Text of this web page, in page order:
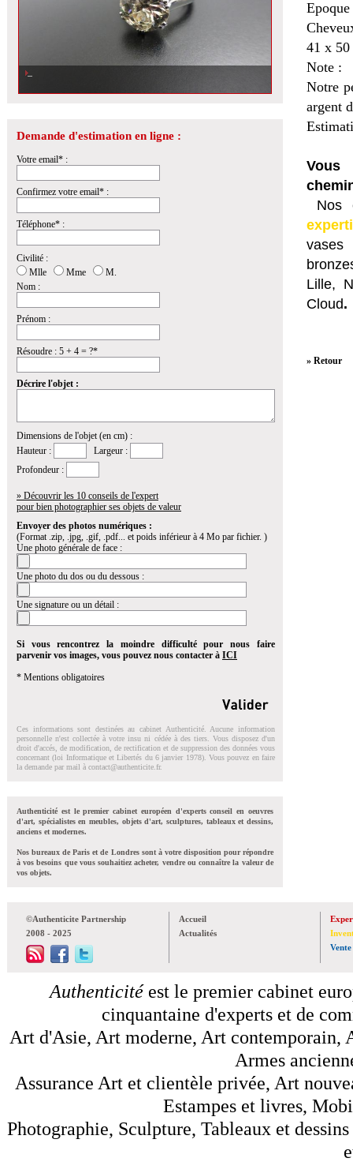
Demande d'estimation en ligne :
Votre email* :
Confirmez votre email* :
Téléphone* :
Civilité :
Mlle
Mme
M.
Nom :
Prénom :
Résoudre : 5 + 4 = ?*
Décrire l'objet :
Dimensions de l'objet (en cm) :
Hauteur :
Largeur :
Profondeur :
» Découvrir les 10 conseils de l'expert
pour bien photographier ses objets de valeur
Envoyer des photos numériques :
(Format .zip, .jpg, .gif, .pdf... et poids inférieur à 4 Mo par fichier. )
Une photo générale de face :
Une photo du dos ou du dessous :
Une signature ou un détail :
Si vous rencontrez la moindre difficulté pour nous faire
parvenir vos images, vous pouvez nous contacter à ICI
* Mentions obligatoires
Ces informations sont destinées au cabinet Authenticité. Aucune information
personnelle n'est collectée à votre insu ni cédée à des tiers. Vous disposez d'un
droit d'accés, de modification, de rectification et de suppression des données vous
concernant (loi Informatique et Libertés du 6 janvier 1978). Vous pouvez en faire
la demande par mail à contact@authenticite.fr.
Authenticité est le premier cabinet européen d'experts conseil en oeuvres
d'art, spécialistes en meubles, objets d'art, sculptures, tableaux et dessins,
anciens et modernes.
Nos bureaux de Paris et de Londres sont à votre disposition pour répondre
à vos besoins que vous souhaitiez acheter, vendre ou connaître la valeur de
vos objets.
41 x
Note :
Notre
argent
Vous
Nos
vases
Lille,
Cloud.
» Retour
©Authenticite Partnership
2008 - 2025
Accueil
Actualités
Vente
Authenticitéest le premier cabinet
cinquantaine d'experts et de
Art d'Asie, Art moderne, Art contemporain,
Armes
Assurance Art et clientèle privée, Art
Estampes et livres,
Photographie, Sculpture, Tableaux et